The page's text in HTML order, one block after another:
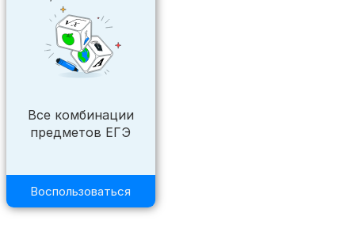
Все комбинации
предметов ЕГЭ
Воспользоваться